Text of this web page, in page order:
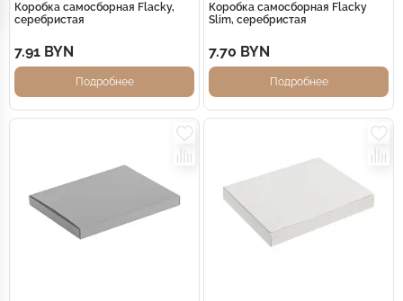
Коробка самосборная Flacky,
серебристая
7.91 BYN
Подробнее
Коробка самосборная Flacky
Slim, серебристая
7.70 BYN
Подробнее